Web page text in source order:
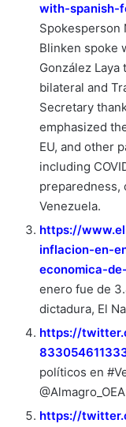
with-spanish-
Spokesperson
Blinken spoke
González
bilateral and
Secretary
emphasized
EU, and other
including
preparedness,
Venezuela.
https://
inflacion-en-
economica-
enero fue de
dictadura, El
https://
políticos en
https://